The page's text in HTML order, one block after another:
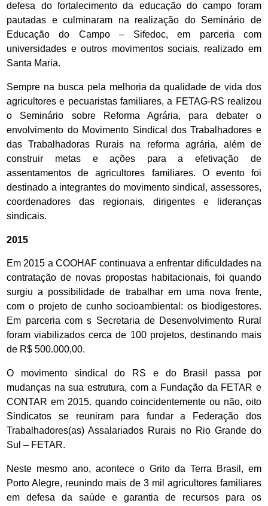
defesa do fortalecimento da educação do campo foram
pautadas e culminaram na realização do Seminário de
Educação do Campo – Sifedoc, em parceria com
universidades e outros movimentos sociais, realizado em
Santa Maria.
Sempre na busca pela melhoria da qualidade de vida dos
agricultores e pecuaristas familiares, a FETAG-RS realizou
o Seminário sobre Reforma Agrária, para debater o
envolvimento do Movimento Sindical dos Trabalhadores e
das Trabalhadoras Rurais na reforma agrária, além de
construir metas e ações para a efetivação de
assentamentos de agricultores familiares. O evento foi
destinado a integrantes do movimento sindical, assessores,
coordenadores das regionais, dirigentes e lideranças
sindicais.
2015
Em 2015 a COOHAF continuava a enfrentar dificuldades na
contratação de novas propostas habitacionais, foi quando
surgiu a possibilidade de trabalhar em uma nova frente,
com o projeto de cunho socioambiental: os biodigestores.
Em parceria com s Secretaria de Desenvolvimento Rural
foram viabilizados cerca de 100 projetos, destinando mais
de R$ 500.000,00.
O movimento sindical do RS e do Brasil passa por
mudanças na sua estrutura, com a Fundação da FETAR e
CONTAR em 2015. quando coincidentemente ou não, oito
Sindicatos se reuniram para fundar a Federação dos
Trabalhadores(as) Assalariados Rurais no Rio Grande do
Sul – FETAR.
Neste mesmo ano, acontece o Grito da Terra Brasil, em
Porto Alegre, reunindo mais de 3 mil agricultores familiares
em defesa da saúde e garantia de recursos para os